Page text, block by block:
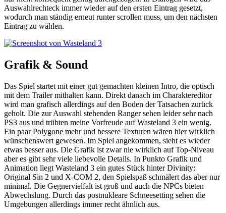
Auswahlrechteck immer wieder auf den ersten Eintrag gesetzt,
wodurch man ständig erneut runter scrollen muss, um den nächsten
Eintrag zu wählen.
Grafik & Sound
Das Spiel startet mit einer gut gemachten kleinen Intro, die optisch
mit dem Trailer mithalten kann. Direkt danach im Charaktereditor
wird man grafisch allerdings auf den Boden der Tatsachen zurück
geholt. Die zur Auswahl stehenden Ranger sehen leider sehr nach
PS3 aus und trübten meine Vorfreude auf Wasteland 3 ein wenig.
Ein paar Polygone mehr und bessere Texturen wären hier wirklich
wünschenswert gewesen. Im Spiel angekommen, sieht es wieder
etwas besser aus. Die Grafik ist zwar nie wirklich auf Top-Niveau
aber es gibt sehr viele liebevolle Details. In Punkto Grafik und
Animation liegt Wasteland 3 ein gutes Stück hinter Divinity:
Original Sin 2 und X-COM 2, den Spielspaß schmälert das aber nur
minimal. Die Gegnervielfalt ist groß und auch die NPCs bieten
Abwechslung. Durch das postnukleare Schneesetting sehen die
Umgebungen allerdings immer recht ähnlich aus.